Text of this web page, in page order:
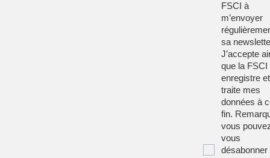
FSCI à
m’envoyer
sa
J’accepte
que la FSCI
enregistre et
traite mes
données à
fin.
vous
vous
désabonner